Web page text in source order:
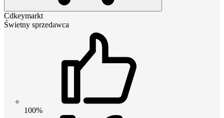
Cdkeymarkt
Świetny sprzedawca
100%